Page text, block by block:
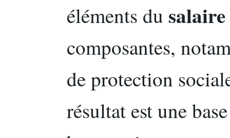
éléments du
composantes,
de protection
résultat est une